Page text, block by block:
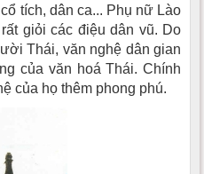
tích, dân ca... Phụ nữ Lào
giỏi các điệu dân vũ. Do
Thái, văn nghệ dân gian
của văn hoá Thái. Chính
của họ thêm phong phú.